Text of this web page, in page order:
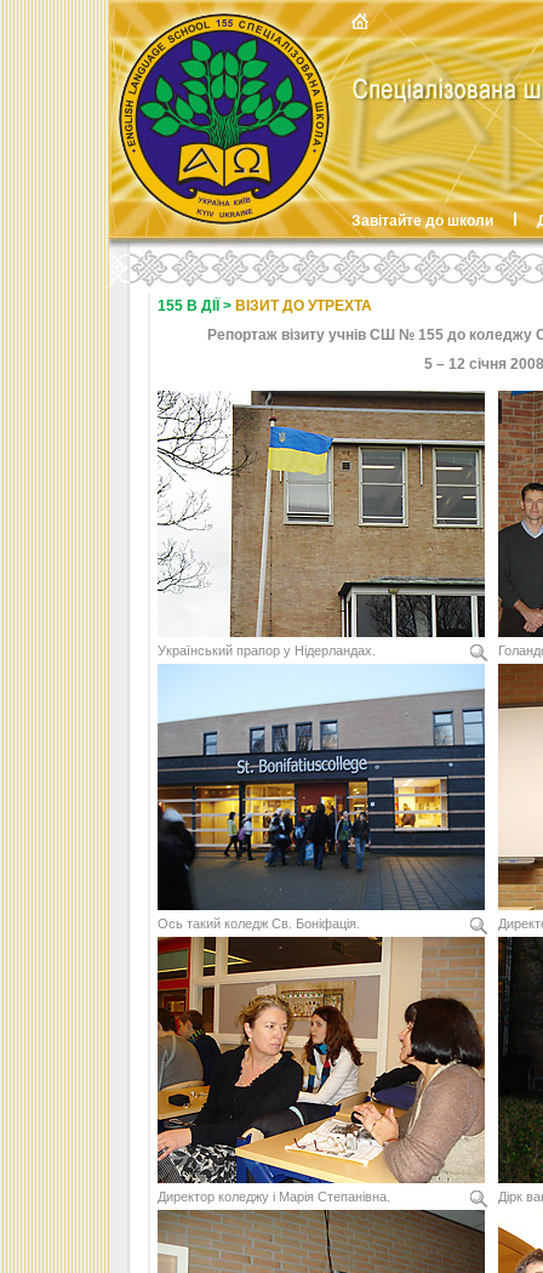
Завітайте до школи
155 В ДІЇ > ВІЗИТ ДО УТРЕХТА
Репортаж візиту учнів СШ № 155 до коледжу
5 – 12 січня
Український прапор у Нідерландах.
Ось такий коледж Св. Боніфація.
Директор коледжу і Марія Степанівна. Дірк